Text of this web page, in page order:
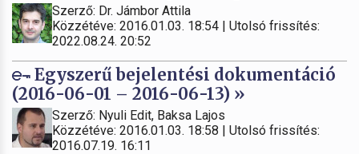
Szerző: Dr. Jámbor Attila
Közzétéve: 2016.01.03. 18:54 | Utolsó frissítés:
2022.08.24. 20:52
Egyszerű bejelentési dokumentáció
(2016-06-01 – 2016-06-13) »
Szerző: Nyuli Edit, Baksa Lajos
Közzétéve: 2016.01.03. 18:58 | Utolsó frissítés:
2016.07.19. 16:11